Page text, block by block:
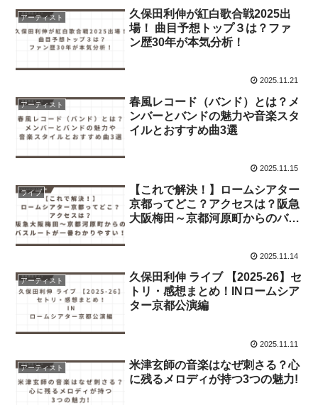
アーティスト
久保田利伸が紅白歌合戦2025出
場！ 曲目予想トップ３は？ファ
ン歴30年が本気分析！
2025.11.21
アーティスト
春風レコード（バンド）とは？メ
ンバーとバンドの魅力や音楽スタ
イルとおすすめ曲3選
2025.11.15
ライブ
【これで解決！】ロームシアター
京都ってどこ？アクセスは？阪急
大阪梅田～京都河原町からのバス
2025.11.14
アーティスト
久保田利伸 ライブ 【2025-26】セ
トリ・感想まとめ！INロームシア
ター京都公演編
2025.11.11
アーティスト
米津玄師の音楽はなぜ刺さる？心
に残るメロディが持つ3つの魅力!